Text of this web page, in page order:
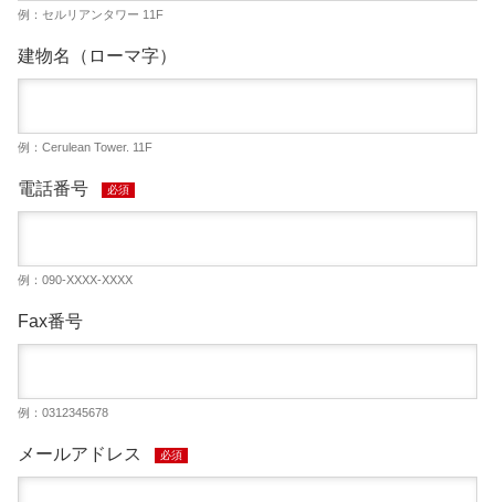
例：セルリアンタワー 11F
建物名（ローマ字）
例：Cerulean Tower. 11F
電話番号 必須
例：090-XXXX-XXXX
Fax番号
例：0312345678
メールアドレス 必須